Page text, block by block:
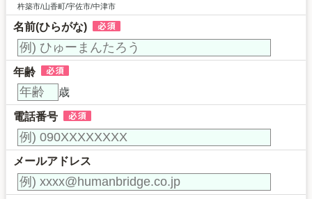
杵築市/山香町/宇佐市/中津市
名前(ひらがな)
年齢
歳
電話番号
メールアドレス